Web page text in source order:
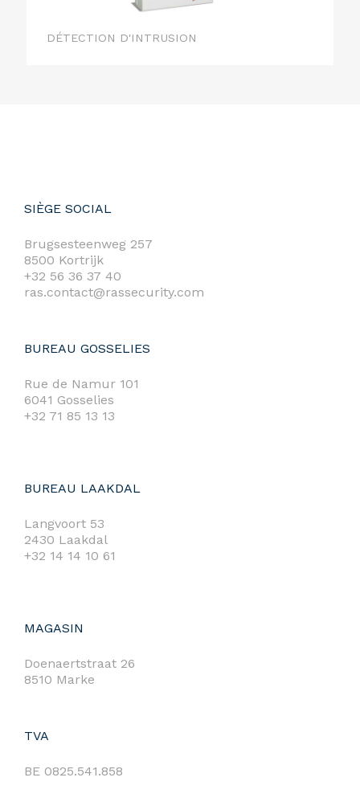
DÉTECTION D'INTRUSION
SIÈGE SOCIAL
Brugsesteenweg 257
8500 Kortrijk
+32 56 36 37 40
ras.contact@rassecurity.com
BUREAU GOSSELIES
Rue de Namur 101
6041 Gosselies
+32 71 85 13 13
BUREAU LAAKDAL
Langvoort 53
2430 Laakdal
+32 14 14 10 61
MAGASIN
Doenaertstraat 26
8510 Marke
TVA
BE 0825.541.858